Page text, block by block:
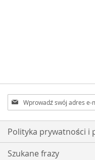
Subskrybuj
nasz
newsletter:
Polityka prywatności i
Szukane frazy